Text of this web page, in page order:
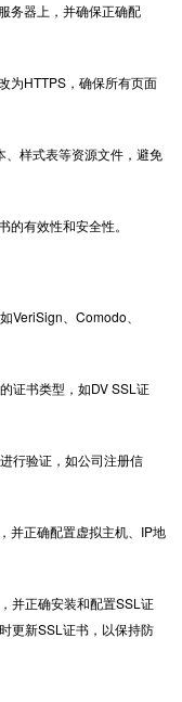
务器上，并确保正确配
为HTTPS，确保所有页面
、样式表等资源文件，避免
有效性和安全性。
VeriSign、Comodo、
证书类型，如DV SSL证
行验证，如公司注册信
并正确配置虚拟主机、IP地
并正确安装和配置SSL证
更新SSL证书，以保持防